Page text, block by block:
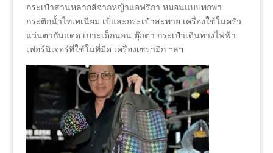
กระเป๋าสานหลากสีจากหญ้าแอฟริกา หมอนแบบพกพา
กระติกน้ำไทเทเนียม เป้และกระเป๋าสะพาย เครื่องใช้ในครัว
แว่นตากันแดด เบาะเด็กนอน ตุ๊กตา กระเป๋าเดินทางไฟฟ้า
เฟอร์นิเจอร์ที่ใช้ในที่มืด เครื่องเซรามิก ฯลฯ